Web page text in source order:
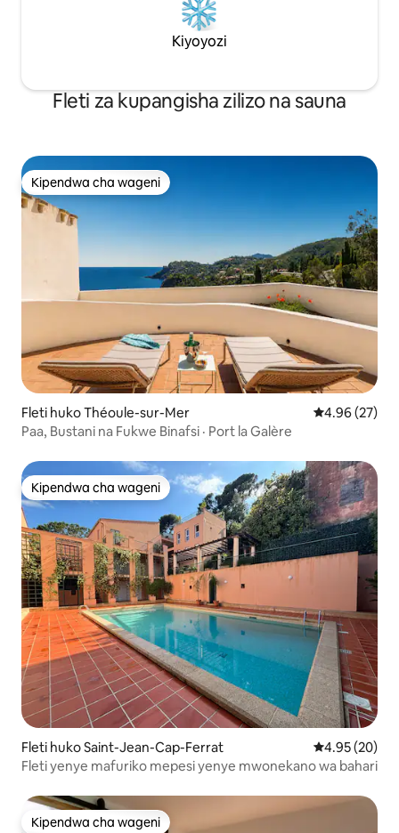
Kiyoyozi
Fleti za kupangisha zilizo na sauna
Kipendwa cha wageni
Kipendwa cha wageni
Fleti huko Théoule-sur-Mer Ukadiriaji wa
4.96 (27)
Paa, Bustani na Fukwe Binafsi · Port la Galère
Kipendwa cha wageni
Kipendwa cha wageni
Fleti huko Saint-Jean-Cap-Ferrat Ukadiriaji wa
4.95 (20)
Fleti yenye mafuriko mepesi yenye mwonekano wa bahari
Kipendwa cha wageni
Kipendwa cha wageni